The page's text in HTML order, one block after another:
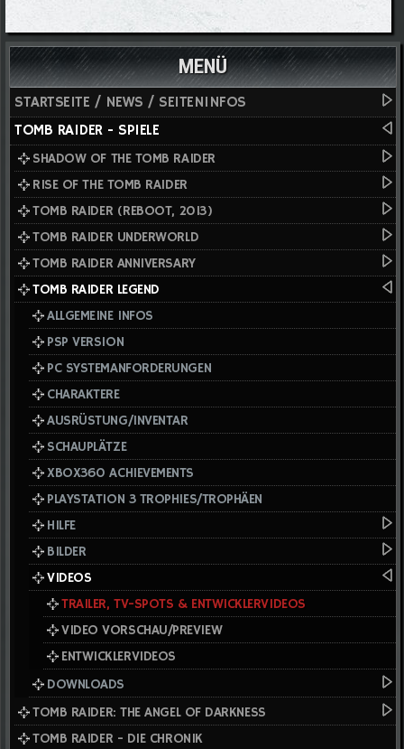
MENÜ
STARTSEITE / NEWS / SEITENINFOS
TOMB RAIDER - SPIELE
SHADOW OF THE TOMB RAIDER
RISE OF THE TOMB RAIDER
TOMB RAIDER (REBOOT, 2013)
TOMB RAIDER UNDERWORLD
TOMB RAIDER ANNIVERSARY
TOMB RAIDER LEGEND
ALLGEMEINE INFOS
PSP VERSION
PC SYSTEMANFORDERUNGEN
CHARAKTERE
AUSRÜSTUNG/INVENTAR
SCHAUPLÄTZE
XBOX360 ACHIEVEMENTS
PLAYSTATION 3 TROPHIES/TROPHÄEN
HILFE
BILDER
VIDEOS
TRAILER, TV-SPOTS & ENTWICKLERVIDEOS
VIDEO VORSCHAU/PREVIEW
ENTWICKLERVIDEOS
DOWNLOADS
TOMB RAIDER: THE ANGEL OF DARKNESS
TOMB RAIDER - DIE CHRONIK